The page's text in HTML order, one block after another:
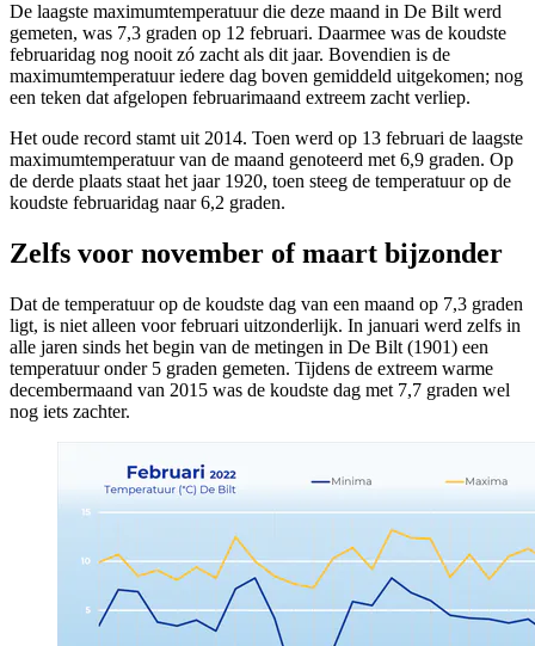
De laagste maximumtemperatuur die deze maand in De Bilt werd
gemeten, was 7,3 graden op 12 februari. Daarmee was de koudste
februaridag nog nooit zó zacht als dit jaar. Bovendien is de
maximumtemperatuur iedere dag boven gemiddeld uitgekomen; nog
een teken dat afgelopen februarimaand extreem zacht verliep.
Het oude record stamt uit 2014. Toen werd op 13 februari de laagste
maximumtemperatuur van de maand genoteerd met 6,9 graden. Op
de derde plaats staat het jaar 1920, toen steeg de temperatuur op de
koudste februaridag naar 6,2 graden.
Zelfs voor november of maart bijzonder
Dat de temperatuur op de koudste dag van een maand op 7,3 graden
ligt, is niet alleen voor februari uitzonderlijk. In januari werd zelfs in
alle jaren sinds het begin van de metingen in De Bilt (1901) een
temperatuur onder 5 graden gemeten. Tijdens de extreem warme
decembermaand van 2015 was de koudste dag met 7,7 graden wel
nog iets zachter.